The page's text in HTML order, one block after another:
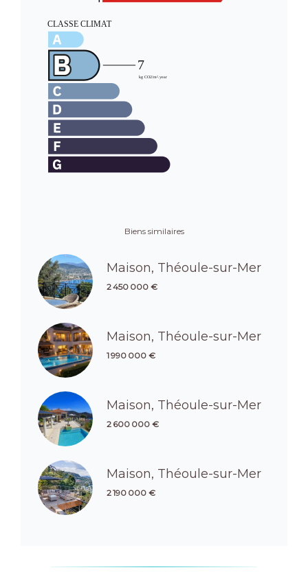
Biens similaires
Maison, Théoule-sur-Mer
2 450 000 €
Maison, Théoule-sur-Mer
1 990 000 €
Maison, Théoule-sur-Mer
2 600 000 €
Maison, Théoule-sur-Mer
2 190 000 €